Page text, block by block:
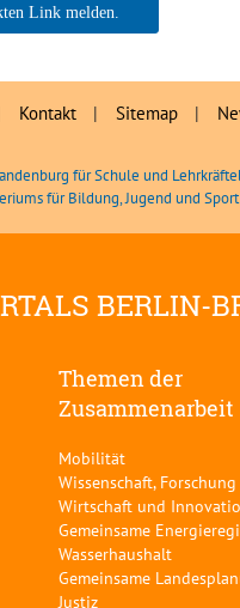
Kontakt | Sitemap |
für Schule und
für Bildung, Jugend und
BERLIN-
Themen der
Zusammenarbeit
Mobilität
Wissenschaft,
Wirtschaft und
Gemeinsame
Wasserhaushalt
Gemeinsame
Justiz